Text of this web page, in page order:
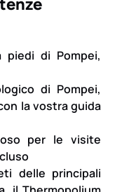
di Pompei,
di Pompei,
la vostra guida
per le visite
delle principali